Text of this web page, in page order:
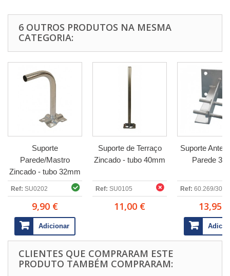
6 OUTROS PRODUTOS NA MESMA
CATEGORIA:
Suporte
Parede/Mastro
Zincado - tubo 32mm
Ref: SU0202
9,90 €
Adicionar
Suporte de Terraço
Zincado - tubo 40mm
Ref: SU0105
11,00 €
Suporte
Parede
Ref: 60.269/30/
13,95 €
CLIENTES QUE COMPRARAM ESTE
PRODUTO TAMBÉM COMPRARAM: